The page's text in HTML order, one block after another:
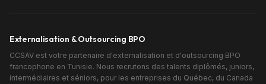
Externalisation & Outsourcing BPO
CCSAV est votre partenaire d'externalisation et d'outsourcing BPO
francophone en Tunisie. Nous recrutons des talents diplômés, juniors,
intermédiaires et séniors, pour les entreprises du Québec, du Canada